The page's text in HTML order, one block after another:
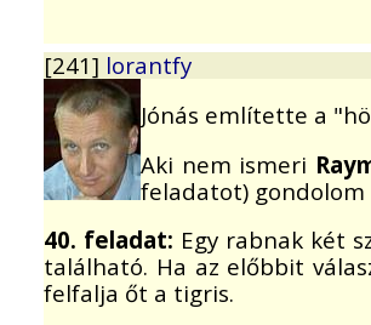
[241] lorantfy
Jónás említette a
Aki nem ismeri
feladatot)
40. feladat: Egy rabnak két
található. Ha az előbbit
felfalja őt a tigris.